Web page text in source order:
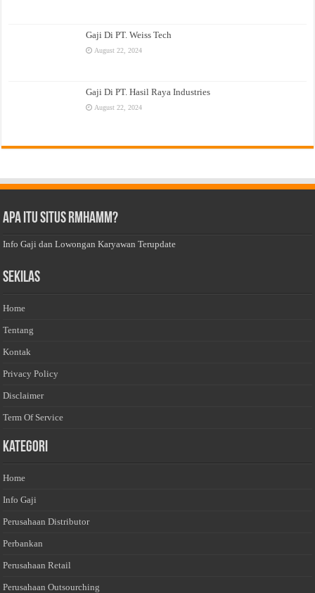
Gaji Di PT. Weiss Tech
August 22, 2024
Gaji Di PT. Hasil Raya Industries
August 22, 2024
Apa Itu Situs Rmhamm?
Info Gaji dan Lowongan Karyawan Terupdate
Sekilas
Home
Tentang
Kontak
Privacy Policy
Disclaimer
Term Of Service
Kategori
Home
Info Gaji
Perusahaan Distributor
Perbankan
Perusahaan Retail
Perusahaan Outsourching